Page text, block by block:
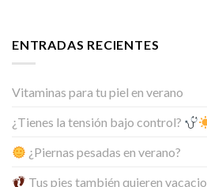
ENTRADAS RECIENTES
Vitaminas para tu piel en verano
¿Tienes la tensión bajo control?
¿Piernas pesadas en verano?
Tus pies también quieren